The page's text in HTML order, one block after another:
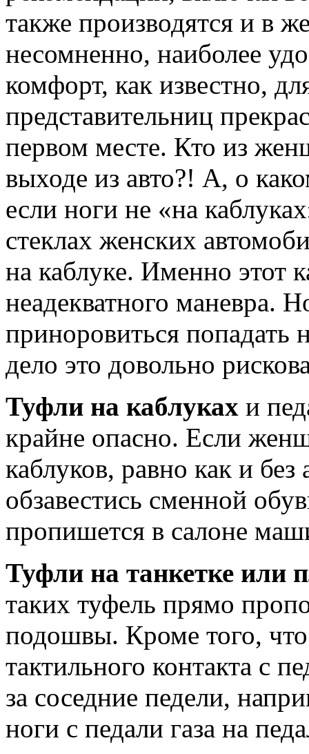
также производятся и в
несомненно, наиболее
комфорт, как известно,
представительниц
первом месте. Кто из
выходе из авто?! А, о
если ноги не «на
стеклах женских
на каблуке. Именно этот
неадекватного маневра.
приноровиться попадать
дело это довольно
Туфли на каблуках и
крайне опасно. Если
каблуков, равно как и без
обзавестись сменной
пропишется в салоне
Туфли на танкетке или
таких туфель прямо
подошвы. Кроме того, что
тактильного контакта с
за соседние педели,
ноги с педали газа на